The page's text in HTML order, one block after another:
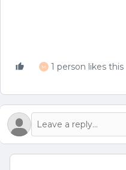
M 1 person likes this